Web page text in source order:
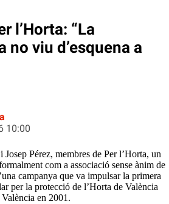
l’Horta: “La
no viu d’esquena a
10:00
Pérez, membres de Per l’Horta, un
com a associació sense ànim de
campanya que va impulsar la primera
per la protecció de l’Horta de València
en 2001.